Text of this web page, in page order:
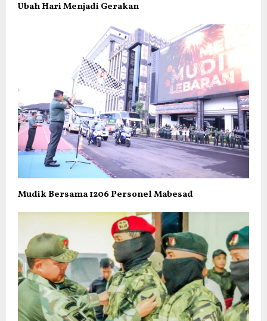
Ubah Hari Menjadi Gerakan
Mudik Bersama 1206 Personel Mabesad